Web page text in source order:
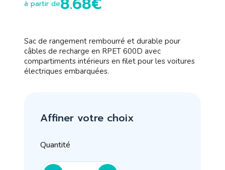
à partir de
Sac de rangement rembourré et durable pour
câbles de recharge en RPET 600D avec
compartiments intérieurs en filet pour les voitures
électriques embarquées.
Affiner votre choix
Quantité